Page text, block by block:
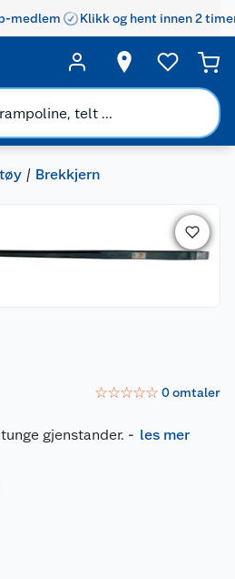
medlem Klikk og hent innen 2
Brekkjern
☆☆☆☆☆ 0omtaler
gjenstander. - les mer